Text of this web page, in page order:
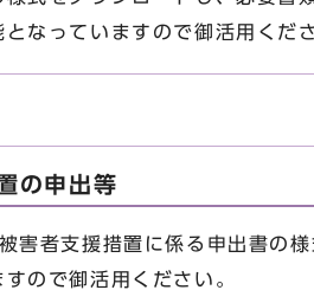
なっていますので御活用くだ
の申出等
者支援措置に係る申出書の
ので御活用ください。